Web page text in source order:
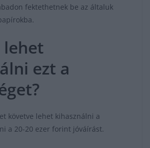
fektethetnek be az általuk
lehet
ezt a
követve lehet kihasználni a
a 20-20 ezer forint jóváírást.